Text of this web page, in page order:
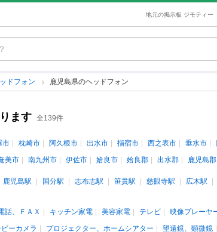
地元の掲示板 ジモティー
ドフォン 鹿児島県のヘッドフォン
ます 全139件
市 枕崎市 阿久根市 出水市 指宿市 西之表市 垂水市
美市 南九州市 伊佐市 姶良市 姶良郡 出水郡 鹿児島郡
鹿児島駅 国分駅 志布志駅 笹貫駅 慈眼寺駅 広木駅
話、ＦＡＸ キッチン家電 美容家電 テレビ 映像プレーヤ
ーカメラ プロジェクター、ホームシアター 望遠鏡、顕微鏡